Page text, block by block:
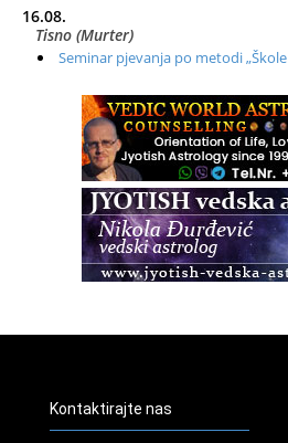
16.08.
Tisno (Murter)
Seminar pjevanja po metodi
Radionica: Pomagači iz drugih
Zagreb+Online
Osnovni ThetaHealing® tečaj,
Access BARS®, otpusti stres
Pjesma srca / Zagreb
Kontaktirajte nas